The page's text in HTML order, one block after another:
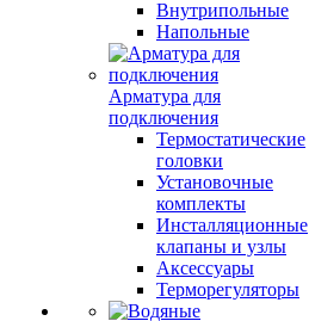
Внутрипольные
Напольные
Арматура для
подключения
Термостатические
головки
Установочные
комплекты
Инсталляционные
клапаны и узлы
Аксессуары
Терморегуляторы